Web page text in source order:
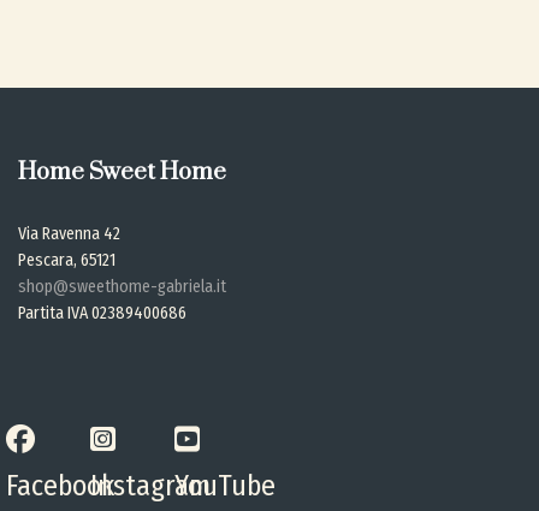
Home Sweet Home
Via Ravenna 42
Pescara, 65121
shop@sweethome-gabriela.it
Partita IVA 02389400686
FacebookInstagramYouTube